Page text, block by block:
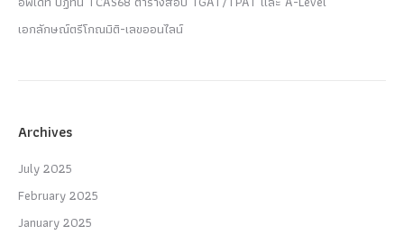
เอกลักษณ์ตรีโกณมิติ-เลขออนไลน์
Archives
July 2025
February 2025
January 2025